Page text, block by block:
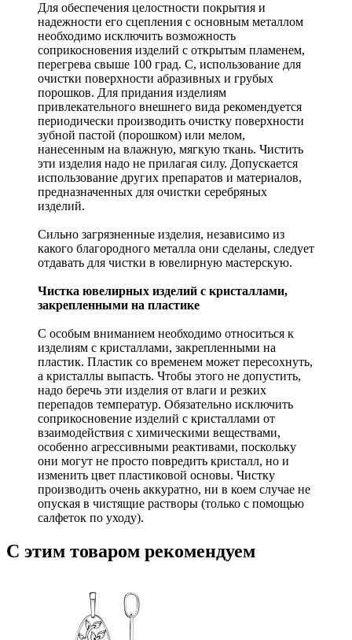
Для обеспечения целостности покрытия и
надежности его сцепления с основным металлом
необходимо исключить возможность
соприкосновения изделий с открытым пламенем,
перегрева свыше 100 град. С, использование для
очистки поверхности абразивных и грубых
порошков. Для придания изделиям
привлекательного внешнего вида рекомендуется
периодически производить очистку поверхности
зубной пастой (порошком) или мелом,
нанесенным на влажную, мягкую ткань. Чистить
эти изделия надо не прилагая силу. Допускается
использование других препаратов и материалов,
предназначенных для очистки серебряных
изделий.
Сильно загрязненные изделия, независимо из
какого благородного металла они сделаны, следует
отдавать для чистки в ювелирную мастерскую.
Чистка ювелирных изделий с кристаллами,
закрепленными на пластике
С особым вниманием необходимо относиться к
изделиям с кристаллами, закрепленными на
пластик. Пластик со временем может пересохнуть,
а кристаллы выпасть. Чтобы этого не допустить,
надо беречь эти изделия от влаги и резких
перепадов температур. Обязательно исключить
соприкосновение изделий с кристаллами от
взаимодействия с химическими веществами,
особенно агрессивными реактивами, поскольку
они могут не просто повредить кристалл, но и
изменить цвет пластиковой основы. Чистку
производить очень аккуратно, ни в коем случае не
опуская в чистящие растворы (только с помощью
салфеток по уходу).
С этим товаром рекомендуем